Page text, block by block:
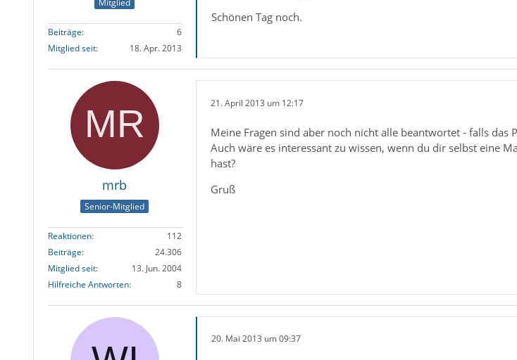
Mitglied
Beiträge
6
Mitglied seit
18. Apr. 2013
Schönen Tag noch.
mrb
Senior-Mitglied
Reaktionen
112
Beiträge
24.306
Mitglied seit
13. Jun. 2004
Hilfreiche Antworten
8
21. April 2013 um 12:17
Meine Fragen sind aber noch nicht alle beantwortet - falls das
Auch wäre es interessant zu wissen, wenn du dir selbst eine
hast?
Gruß
20. Mai 2013 um 09:37